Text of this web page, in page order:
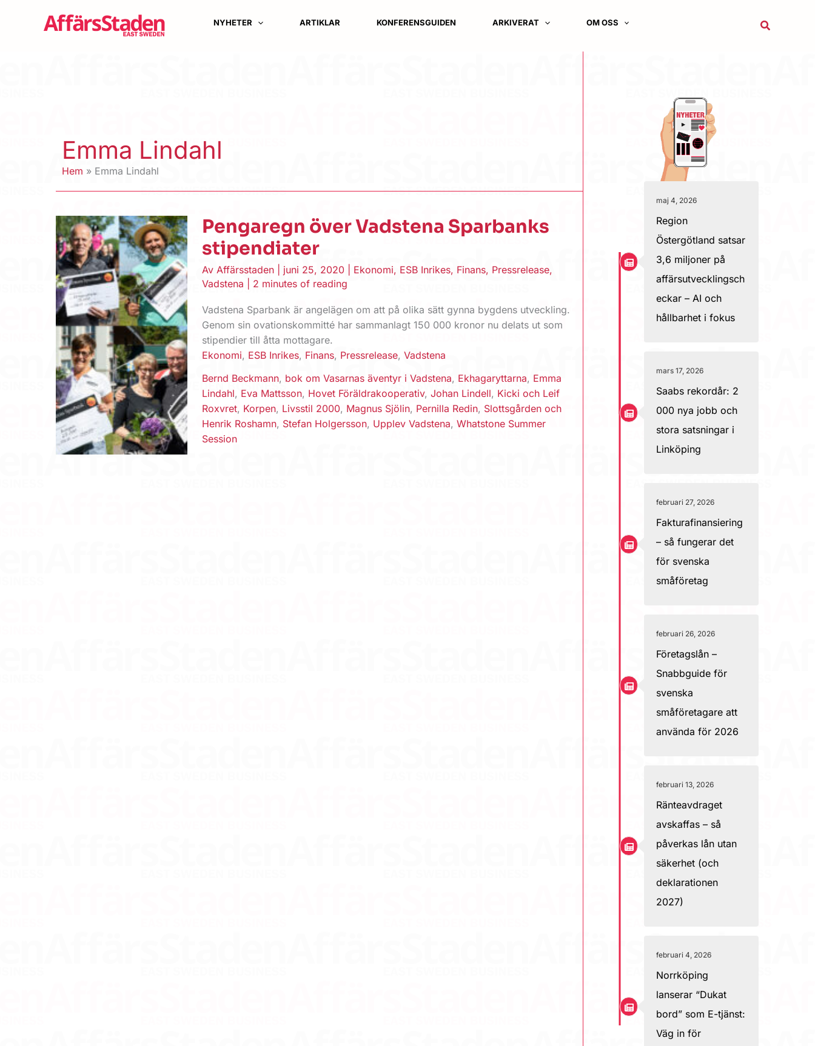
NYHETER ARTIKLAR KONFERENSGUIDEN ARKIVERAT OM OSS Sök
Emma Lindahl
Hem Emma Lindahl
Pengaregn över Vadstena Sparbanks
stipendiater
AvAffärsstaden juni 25, 2020 Ekonomi, ESB Inrikes, Finans, Pressrelease,
Vadstena
2 minutes of reading
Vadstena Sparbank är angelägen om att på olika sätt gynna bygdens utveckling.
Genom sin ovationskommitté har sammanlagt 150 000 kronor nu delats ut som
stipendier till åtta mottagare.
Ekonomi, ESB Inrikes, Finans, Pressrelease,Vadstena
Bernd Beckmann, bok om Vasarnas äventyr i Vadstena, Ekhagaryttarna, Emma
Lindahl, Eva Mattsson, Hovet Föräldrakooperativ,Johan Lindell, Kicki och Leif
Roxvret, Korpen, Livsstil 2000, Magnus Sjölin, Pernilla Redin, Slottsgården och
Henrik Roshamn, Stefan Holgersson, Upplev Vadstena,Whatstone Summer
Session
maj 4, 2026
Region
Östergötland satsar
3,6 miljoner på
affärsutvecklingsch
eckar – AI och
hållbarhet i fokus
mars 17, 2026
Saabs rekordår: 2
000 nya jobb och
stora satsningar i
Linköping
februari 27, 2026
Fakturafinansiering
– så fungerar det
för svenska
småföretag
februari 26, 2026
Företagslån –
Snabbguide för
svenska
småföretagare att
använda för 2026
februari 13, 2026
Ränteavdraget
avskaffas – så
påverkas lån utan
säkerhet (och
deklarationen
2027)
februari 4, 2026
Norrköping
lanserar “Dukat
bord” som E-tjänst:
Väg in för